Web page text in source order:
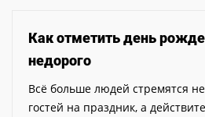
Как отметить день
недорого
Всё больше людей стремятся
гостей на праздник, а